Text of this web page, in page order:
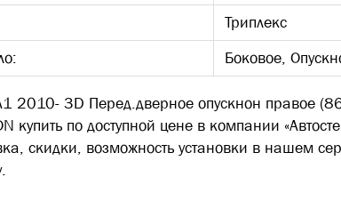
Триплекс
Боковое,
2010- 3D Перед.дверное опускнон правое
купить по доступной цене в компании
скидки, возможность установки в нашем